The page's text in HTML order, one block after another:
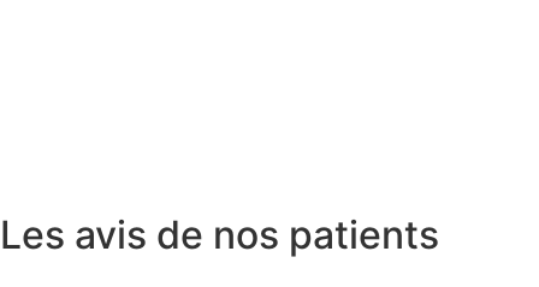
Les avis de nos patients